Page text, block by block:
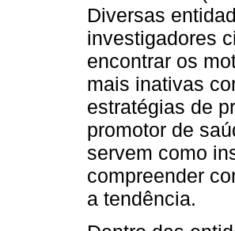
Diversas
investigadores
encontrar os
mais inativas
estratégias de
promotor de
servem como
compreender
a tendência.